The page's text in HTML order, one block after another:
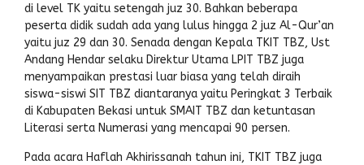
di level TK yaitu setengah juz 30. Bahkan beberapa
peserta didik sudah ada yang lulus hingga 2 juz Al-Qur’an
yaitu juz 29 dan 30. Senada dengan Kepala TKIT TBZ, Ust
Andang Hendar selaku Direktur Utama LPIT TBZ juga
menyampaikan prestasi luar biasa yang telah diraih
siswa-siswi SIT TBZ diantaranya yaitu Peringkat 3 Terbaik
di Kabupaten Bekasi untuk SMAIT TBZ dan ketuntasan
Literasi serta Numerasi yang mencapai 90 persen.
Pada acara Haflah Akhirissanah tahun ini, TKIT TBZ juga